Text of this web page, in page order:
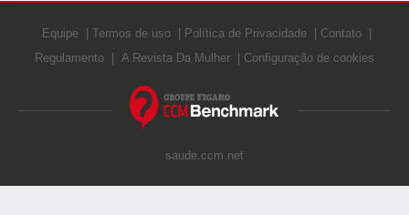
Equipe Termos de uso Política de Privacidade
Contato
Regulamento
A Revista Da Mulher Configuração de cookies
saude.ccm.net